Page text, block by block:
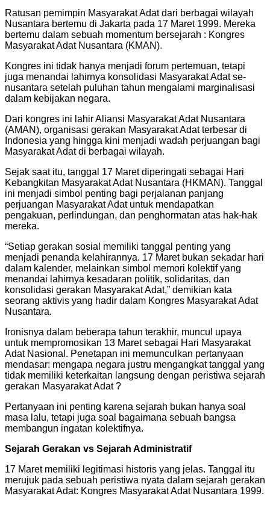
Ratusan pemimpin Masyarakat Adat dari berbagai wilayah
Nusantara bertemu di Jakarta pada 17 Maret 1999. Mereka
bertemu dalam sebuah momentum bersejarah : Kongres
Masyarakat Adat Nusantara (KMAN).
Kongres ini tidak hanya menjadi forum pertemuan, tetapi
juga menandai lahirnya konsolidasi Masyarakat Adat se-
nusantara setelah puluhan tahun mengalami marginalisasi
dalam kebijakan negara.
Dari kongres ini lahir Aliansi Masyarakat Adat Nusantara
(AMAN), organisasi gerakan Masyarakat Adat terbesar di
Indonesia yang hingga kini menjadi wadah perjuangan bagi
Masyarakat Adat di berbagai wilayah.
Sejak saat itu, tanggal 17 Maret diperingati sebagai Hari
Kebangkitan Masyarakat Adat Nusantara (HKMAN). Tanggal
ini menjadi simbol penting bagi perjalanan panjang
perjuangan Masyarakat Adat untuk mendapatkan
pengakuan, perlindungan, dan penghormatan atas hak-hak
mereka.
“Setiap gerakan sosial memiliki tanggal penting yang
menjadi penanda kelahirannya. 17 Maret bukan sekadar hari
dalam kalender, melainkan simbol memori kolektif yang
menandai lahirnya kesadaran politik, solidaritas, dan
konsolidasi gerakan Masyarakat Adat,” demikian kata
seorang aktivis yang hadir dalam Kongres Masyarakat Adat
Nusantara.
Ironisnya dalam beberapa tahun terakhir, muncul upaya
untuk mempromosikan 13 Maret sebagai Hari Masyarakat
Adat Nasional. Penetapan ini memunculkan pertanyaan
mendasar: mengapa negara justru mengangkat tanggal yang
tidak memiliki keterkaitan langsung dengan peristiwa sejarah
gerakan Masyarakat Adat ?
Pertanyaan ini penting karena sejarah bukan hanya soal
masa lalu, tetapi juga soal bagaimana sebuah bangsa
membangun ingatan kolektifnya.
Sejarah Gerakan vs Sejarah Administratif
17 Maret memiliki legitimasi historis yang jelas. Tanggal itu
merujuk pada sebuah peristiwa nyata dalam sejarah gerakan
Masyarakat Adat: Kongres Masyarakat Adat Nusantara 1999.